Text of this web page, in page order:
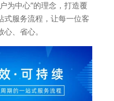
为中心”的理念，打造覆
式服务流程，让每一位客
、省心。